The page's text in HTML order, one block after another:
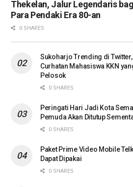
Thekelan, Jalur Legendaris
Para Pendaki Era 80-an
0 SHARES
Sukoharjo Trending di
Curhatan Mahasiswa KKN
Pelosok
0 SHARES
Peringati Hari Jadi Kota
Pemuda Akan Ditutup
0 SHARES
Paket Prime Video Mobile
Dapat Dipakai
0 SHARES